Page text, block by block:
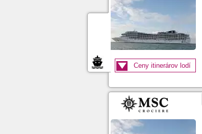
Ceny itinerárov lodí